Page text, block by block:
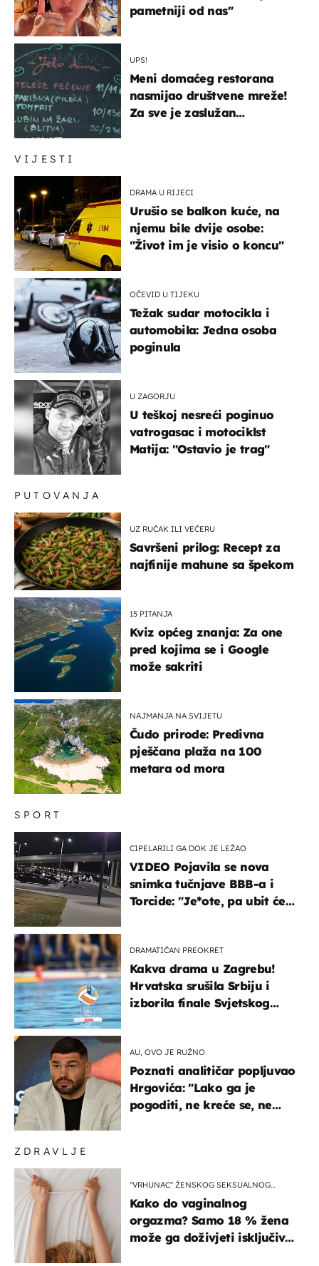
VIJESTI
DRAMA U RIJECI
Urušio se balkon kuće, na
njemu bile dvije osobe:
"Život im je visio o koncu"
OČEVID U TIJEKU
Težak sudar motocikla i
automobila: Jedna osoba
poginula
U ZAGORJU
U teškoj nesreći poginuo
vatrogasac i motociklst
Matija: "Ostavio je trag"
ZDRAVLJE
"VRHUNAC" ŽENSKOG SEKSUALNOG
Kako do vaginalnog
orgazma? Samo 18 % žena
može ga doživjeti isključivo
pametniji od nas"
UPS!
Meni domaćeg restorana
nasmijao društvene mreže!
Za sve je zaslužan
SPORT
CIPELARILI GA DOK JE LEŽAO
VIDEO Pojavila se nova
snimka tučnjave BBB-a i
Torcide: "Je*ote, pa ubit će
DRAMATIČAN PREOKRET
Kakva drama u Zagrebu!
Hrvatska srušila Srbiju i
izborila finale Svjetskog
AU, OVO JE RUŽNO
Poznati analitičar popljuvao
Hrgovića: "Lako ga je
pogoditi, ne kreće se, ne
PUTOVANJA
UZ RUČAK ILI VEČERU
Savršeni prilog: Recept za
najfinije mahune sa špekom
15 PITANJA
Kviz općeg znanja: Za one
pred kojima se i Google
može sakriti
NAJMANJA NA SVIJETU
Čudo prirode: Predivna
pješčana plaža na 100
metara od mora